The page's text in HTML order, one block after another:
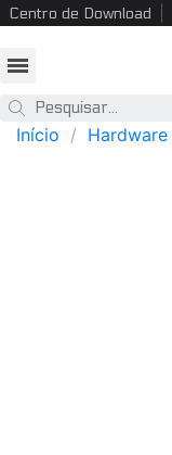
Centro de Download
Início Hardware